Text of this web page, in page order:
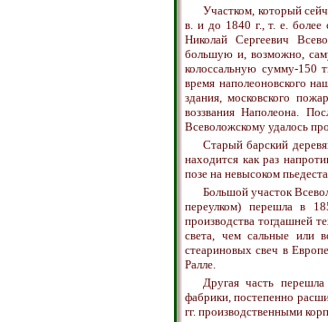
Участком, который
в. и до 1840 г., т. е. более
Николай Сергеевич
большую и, возможно,
колоссальную сумму-150
время наполеоновского
здания, московского
воззвания Наполеона.
Всеволожскому удалось
Старый барский
находится как раз
позе на невысоком
Большой участок
переулком) перешла в
производства тогдашней
света, чем сальные или
стеариновых свеч в
Ралле.
Другая часть
фабрики, постепенно
гг. производственными